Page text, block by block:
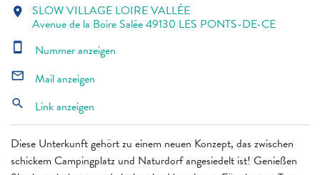
Diese Unterkunft gehört zu einem neuen Konzept, das zwischen
schickem Campingplatz und Naturdorf angesiedelt ist! Genießen
location_on SLOW VILLAGE LOIRE VALLÉE
Avenue de la Boire Salée 49130 LES PONTS-DE-CE
smartphone Nummer anzeigen
mail_outline Mail anzeigen
search Link anzeigen